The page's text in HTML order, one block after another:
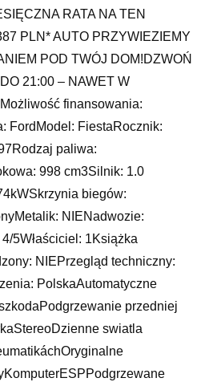
RATA NA TEN
PLN* AUTO PRZYWIEZIEMY
POD TWÓJ DOM!DZWOŃ
21:00 – NAWET W
finansowania:
FordModel: FiestaRocznik:
paliwa:
998 cm3Silnik: 1.0
biegów:
NIENadwozie:
5Właściciel: 1Książka
NIEPrzegląd techniczny:
PolskaAutomatyczne
przedniej
swiatla